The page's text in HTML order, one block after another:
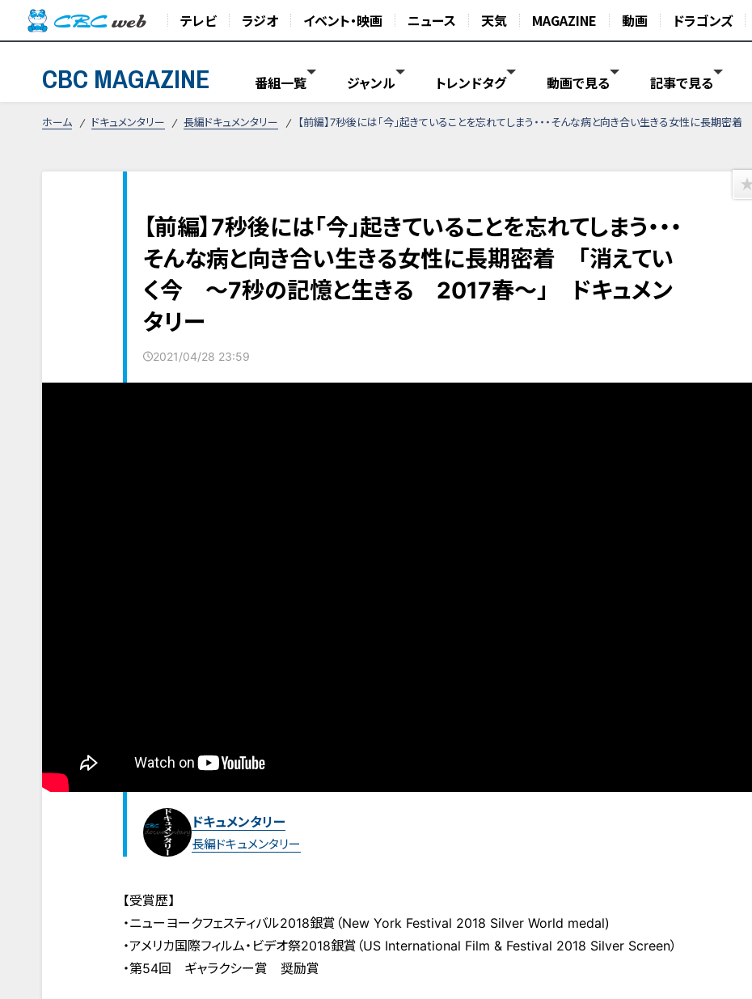
テレビ ラジオ イベント・映画 ニュース 天気 MAGAZINE 動画 ドラゴンズ
CBC MAGAZINE 番組一覧 ジャンル トレンドタグ 動画で見る 記事で見る
ホーム ドキュメンタリー 長編ドキュメンタリー 【前編】7秒後には「今」起きていることを忘れてしまう・・・そんな病と向き合い生きる女性に長期密着
【前編】7秒後には「今」起きていることを忘れてしまう・・・
そんな病と向き合い生きる女性に長期密着 「消えてい
く今 ～7秒の記憶と生きる 2017春～」 ドキュメン
タリー
2021/04/28 23:59
ドキュメンタリー
長編ドキュメンタリー
【受賞歴】
・ニューヨークフェスティバル2018銀賞（New York Festival 2018 Silver World medal)
・アメリカ国際フィルム・ビデオ祭2018銀賞（US International Film & Festival 2018 Silver Screen）
・第54回 ギャラクシー賞 奨励賞